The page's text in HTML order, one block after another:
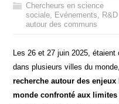
Chercheurs en science
sociale, Evénements, R&D
autour des communs
Les 26 et 27 juin 2025,
dans plusieurs villes du
recherche autour des
monde confronté aux limites